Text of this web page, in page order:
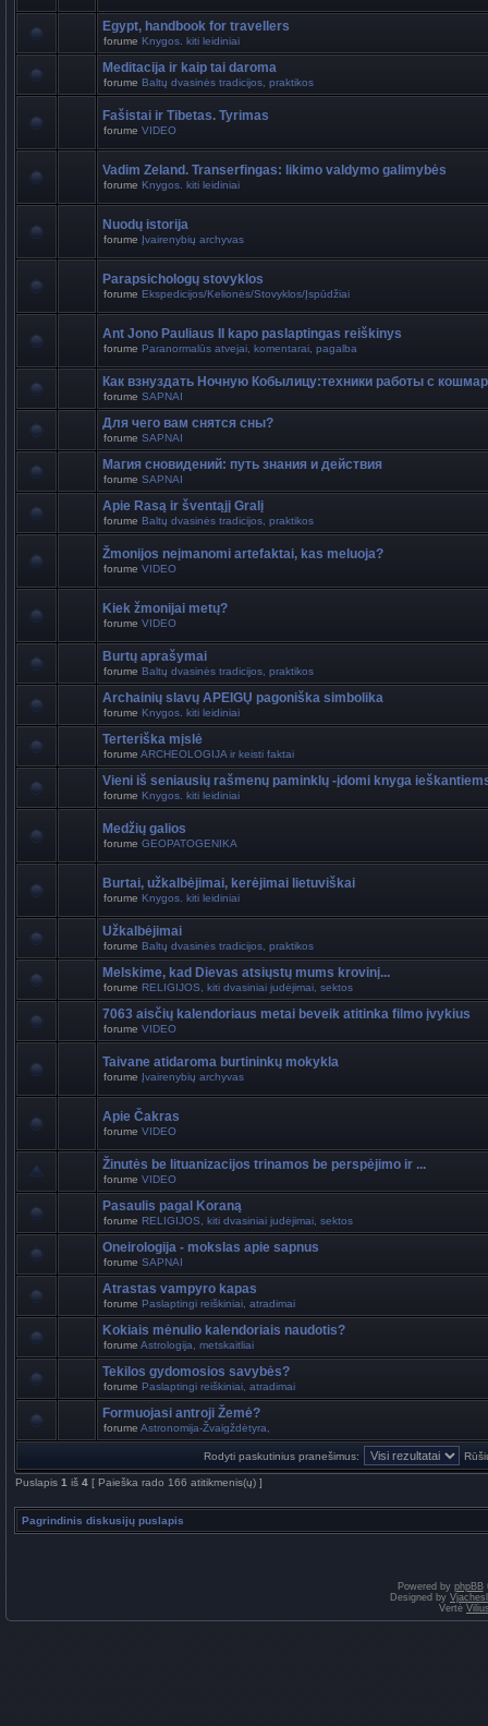
Egypt, handbook for travellers
forume Knygos. kiti leidiniai
Meditacija ir kaip tai daroma
forume Baltų dvasinės tradicijos, praktikos
Fašistai ir Tibetas. Tyrimas
forume VIDEO
Vadim Zeland. Transerfingas: likimo valdymo galimybės
forume Knygos. kiti leidiniai
Nuodų istorija
forume Įvairenybių archyvas
Parapsichologų stovyklos
forume Ekspedicijos/Kelionės/Stovyklos/Įspūdžiai
Ant Jono Pauliaus II kapo paslaptingas reiškinys
forume Paranormalūs atvejai, komentarai, pagalba
Как взнуздать Ночную Кобылицу:техники работы с
forume SAPNAI
Для чего вам снятся сны?
forume SAPNAI
Магия сновидений: путь знания и действия
forume SAPNAI
Apie Rasą ir šventąjį Gralį
forume Baltų dvasinės tradicijos, praktikos
Žmonijos neįmanomi artefaktai, kas meluoja?
forume VIDEO
Kiek žmonijai metų?
forume VIDEO
Burtų aprašymai
forume Baltų dvasinės tradicijos, praktikos
Archainių slavų APEIGŲ pagoniška simbolika
forume Knygos. kiti leidiniai
Terteriška mįslė
forume ARCHEOLOGIJA ir keisti faktai
Vieni iš seniausių rašmenų paminklų -įdomi knyga
forume Knygos. kiti leidiniai
Medžių galios
forume GEOPATOGENIKA
Burtai, užkalbėjimai, kerėjimai lietuviškai
forume Knygos. kiti leidiniai
Užkalbėjimai
forume Baltų dvasinės tradicijos, praktikos
Melskime, kad Dievas atsiųstų mums krovinį...
forume RELIGIJOS, kiti dvasiniai judėjimai, sektos
7063 aisčių kalendoriaus metai beveik atitinka filmo įvykius
forume VIDEO
Taivane atidaroma burtininkų mokykla
forume Įvairenybių archyvas
Apie Čakras
forume VIDEO
Žinutės be lituanizacijos trinamos be perspėjimo ir ...
forume VIDEO
Pasaulis pagal Koraną
forume RELIGIJOS, kiti dvasiniai judėjimai, sektos
Oneirologija - mokslas apie sapnus
forume SAPNAI
Atrastas vampyro kapas
forume Paslaptingi reiškiniai, atradimai
Kokiais mėnulio kalendoriais naudotis?
forume Astrologija, metskaitliai
Tekilos gydomosios savybės?
forume Paslaptingi reiškiniai, atradimai
Formuojasi antroji Žemė?
forume Astronomija-Žvaigždėtyra,
Rodyti paskutinius pranešimus:
Puslapis 1 iš 4 [ Paieška rado 166 atitikmenis(ų) ]
Pagrindinis diskusijų puslapis
Powered by phpBB
Designed by
Vertė